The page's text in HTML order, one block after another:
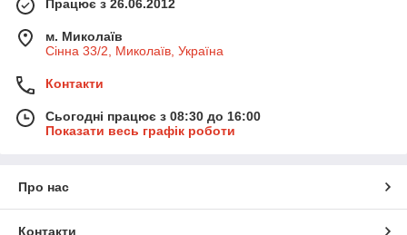
Працює з 26.06.2012
м. Миколаїв
Сінна 33/2, Миколаїв, Україна
Контакти
Сьогодні працює з 08:30 до 16:00
Показати весь графік роботи
Про нас
Контакти